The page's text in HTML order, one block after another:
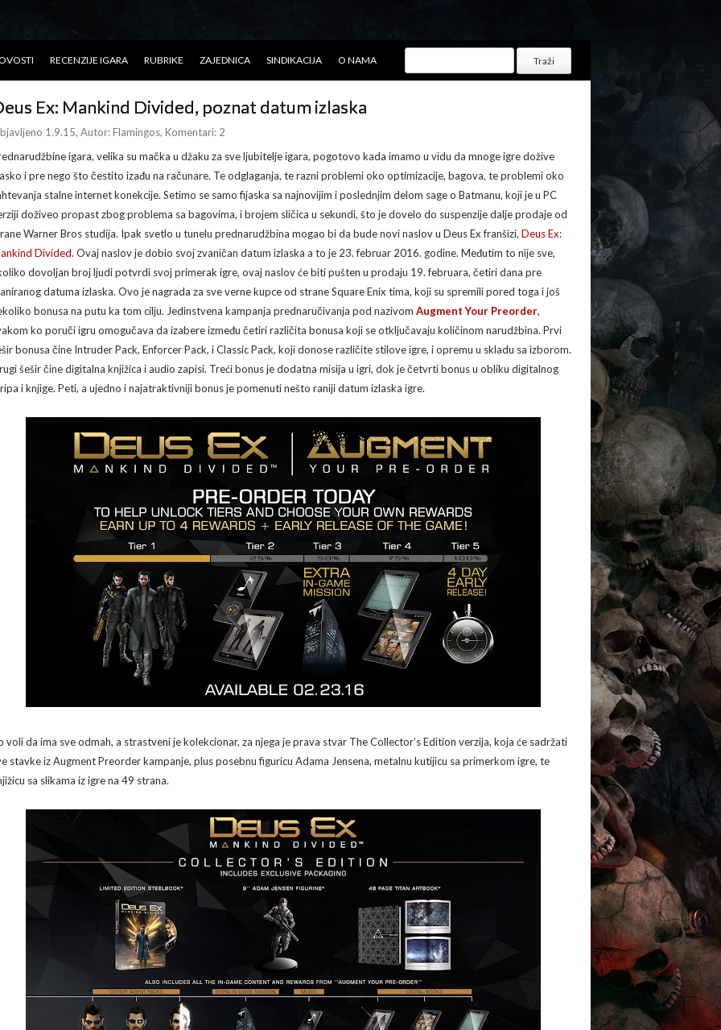
RECENZIJE IGARA RUBRIKE ZAJEDNICA SINDIKACIJA O NAMA
Ex: Mankind Divided, poznat datum izlaska
1.9.15, Autor:Flamingos, Komentari: 2
igara, velika su mačka u džaku za sve ljubitelje igara, pogotovo kada imamo u vidu da mnoge igre dožive
i pre nego što čestito izađu na računare. Te odglaganja, te razni problemi oko optimizacije, bagova, te problemi oko
stalne internet konekcije. Setimo se samo fijaska sa najnovijim i poslednjim delom sage o Batmanu, koji je u PC
doživeo propast zbog problema sa bagovima, i brojem sličica u sekundi, što je dovelo do suspenzije dalje prodaje od
Warner Bros studija. Ipak svetlo u tunelu prednarudžbina mogao bi da bude novi naslov u Deus Ex franšizi, Deus Ex:
Divided. Ovaj naslov je dobio svoj zvaničan datum izlaska a to je 23. februar 2016. godine. Međutim to nije sve,
dovoljan broj ljudi potvrdi svoj primerak igre, ovaj naslov će biti pušten u prodaju 19. februara, četiri dana pre
datuma izlaska. Ovo je nagrada za sve verne kupce od strane Square Enix tima, koji su spremili pored toga i još
bonusa na putu ka tom cilju. Jedinstvena kampanja prednaručivanja pod nazivom Augment Your Preorder,
ko poruči igru omogučava da izabere između četiri različita bonusa koji se otključavaju količinom narudžbina. Prvi
bonusa čine Intruder Pack, Enforcer Pack, i Classic Pack, koji donose različite stilove igre, i opremu u skladu sa izborom.
šešir čine digitalna knjižica i audio zapisi. Treći bonus je dodatna misija u igri, dok je četvrti bonus u obliku digitalnog
i knjige. Peti, a ujedno i najatraktivniji bonus je pomenuti nešto raniji datum izlaska igre.
voli da ima sve odmah, a strastveni je kolekcionar, za njega je prava stvar The Collector’s Edition verzija, koja će sadržati
stavke iz Augment Preorder kampanje, plus posebnu figuricu Adama Jensena, metalnu kutijicu sa primerkom igre, te
sa slikama iz igre na 49 strana.